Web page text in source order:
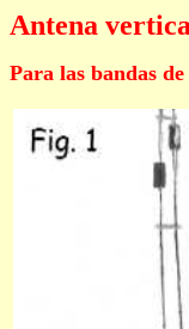
Antena
Para las bandas